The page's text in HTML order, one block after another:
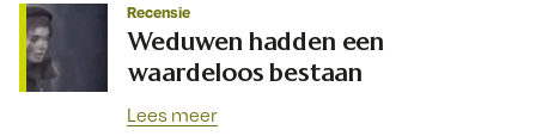
Recensie
Weduwen hadden een
waardeloos bestaan
Lees meer